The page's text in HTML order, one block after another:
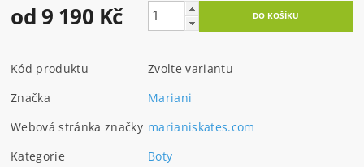
od 9 190 Kč
Kód produktu
Zvolte variantu
Značka
Mariani
Webová stránka značky marianiskates.com
Kategorie
Boty